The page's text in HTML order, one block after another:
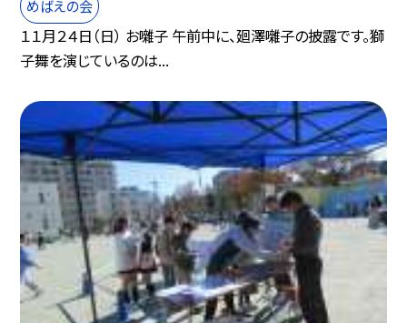
めばえの会
１１月２４日（日） お囃子 午前中に、廻澤囃子の披露です。獅
子舞を演じているのは...